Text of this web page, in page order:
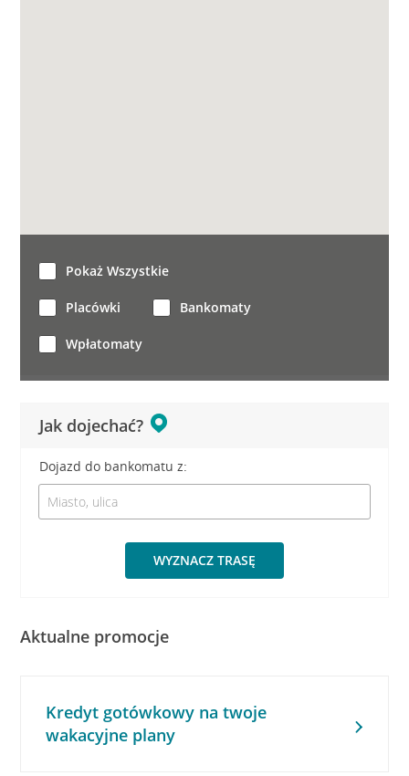
Jak dojechać?
Dojazd do bankomatu z:
WYZNACZ TRASĘ
Pokaż Wszystkie
Placówki Bankomaty
Wpłatomaty
Aktualne promocje
Kredyt gotówkowy na twoje
wakacyjne plany